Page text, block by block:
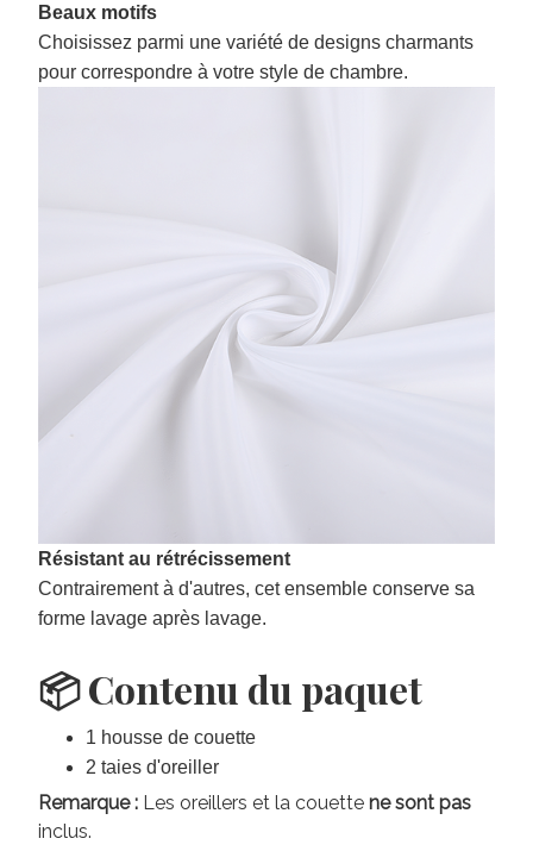
Beaux motifs
Choisissez parmi une variété de designs charmants
pour correspondre à votre style de chambre.
Résistant au rétrécissement
Contrairement à d'autres, cet ensemble conserve sa
forme lavage après lavage.
📦 Contenu du paquet
1 housse de couette
2 taies d'oreiller
Remarque : Les oreillers et la couette ne sont pas
inclus.